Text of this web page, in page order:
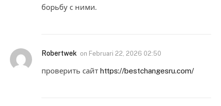
борьбу с ними.
Robertwek on Februari 22, 2026 02:50
проверить сайт https://bestchangesru.com/